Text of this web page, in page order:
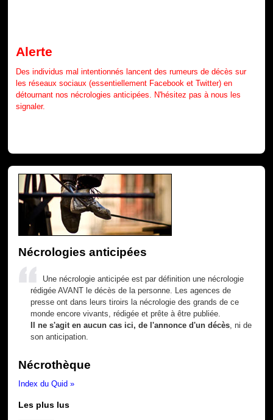
Alerte
Des individus mal intentionnés lancent des rumeurs de décès sur
les réseaux sociaux (essentiellement Facebook et Twitter) en
détournant nos nécrologies anticipées. N'hésitez pas à nous les
signaler.
Nécrologies anticipées
Une nécrologie anticipée est par définition une nécrologie
rédigée AVANT le décès de la personne. Les agences de
presse ont dans leurs tiroirs la nécrologie des grands de ce
monde encore vivants, rédigée et prête à être publiée.
Il ne s'agit en aucun cas ici, de l'annonce d'un décès , ni de
son anticipation.
Nécrothèque
Index du Quid »
Les plus lus